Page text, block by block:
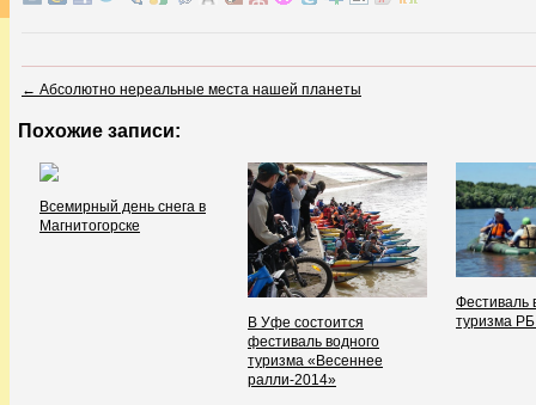
← Абсолютно нереальные места нашей планеты
Похожие записи:
Всемирный день снега в
Магнитогорске
В Уфе состоится
фестиваль водного
туризма «Весеннее
ралли-2014»
Фестиваль
туризма